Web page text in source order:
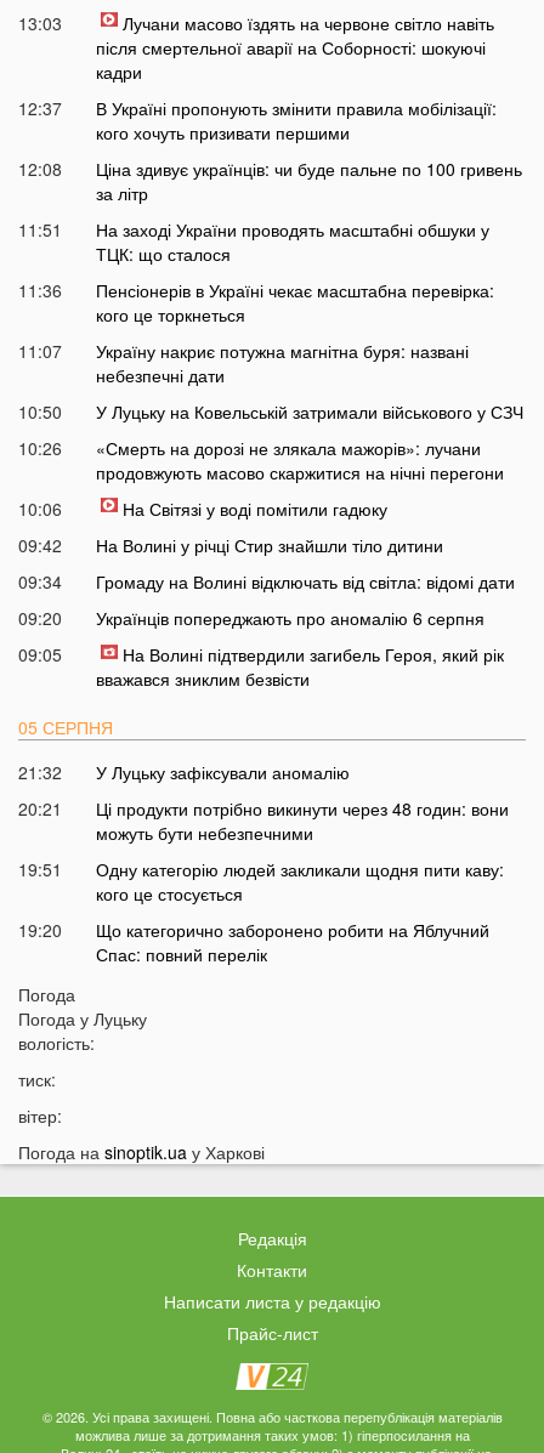
13:03
Лучани масово їздять на червоне світло навіть
після смертельної аварії на Соборності: шокуючі
кадри
12:37
В Україні пропонують змінити правила мобілізації:
кого хочуть призивати першими
12:08
Ціна здивує українців: чи буде пальне по 100 гривень
за літр
11:51
На заході України проводять масштабні обшуки у
ТЦК: що сталося
11:36
Пенсіонерів в Україні чекає масштабна перевірка:
кого це торкнеться
11:07
Україну накриє потужна магнітна буря: названі
небезпечні дати
10:50
У Луцьку на Ковельській затримали військового у СЗЧ
10:26
«Смерть на дорозі не злякала мажорів»: лучани
продовжують масово скаржитися на нічні перегони
10:06
На Світязі у воді помітили гадюку
09:42
На Волині у річці Стир знайшли тіло дитини
09:34
Громаду на Волині відключать від світла: відомі дати
09:20
Українців попереджають про аномалію 6 серпня
09:05
На Волині підтвердили загибель Героя, який рік
вважався зниклим безвісти
05 СЕРПНЯ
21:32
У Луцьку зафіксували аномалію
20:21
Ці продукти потрібно викинути через 48 годин: вони
можуть бути небезпечними
19:51
Одну категорію людей закликали щодня пити каву:
кого це стосується
19:20
Що категорично заборонено робити на Яблучний
Спас: повний перелік
18:40
за одну дрібницю
18:09
17:38
17:07
На заході України працівник ТЦК прикував чоловіка
кайданками до драбини на всю ніч
Як змінюється обличчя після брекетів та чому
покращується симетрія овалу?
Астролог назвав подію, після якої закінчиться війна в
15:53
Коли в Україну прийде похолодання: назвали точну
дату
Погода
Погода у Луцьку
вологість:
тиск:
вітер:
Погода на sinoptik.ua у Харкові
Редакція
Контакти
Написати листа у редакцію
Прайс-лист
© 2026. Усі права захищені. Повна або часткова перепублікація матеріалів
можлива лише за дотримання таких умов: 1) гіперпосилання на